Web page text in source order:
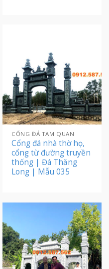
CỔNG ĐÁ TAM QUAN
Cổng đá nhà thờ họ,
cổng từ đường truyền
thống | Đá Thăng
Long | Mẫu 035